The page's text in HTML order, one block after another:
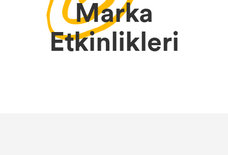
Marka
Etkinlikleri